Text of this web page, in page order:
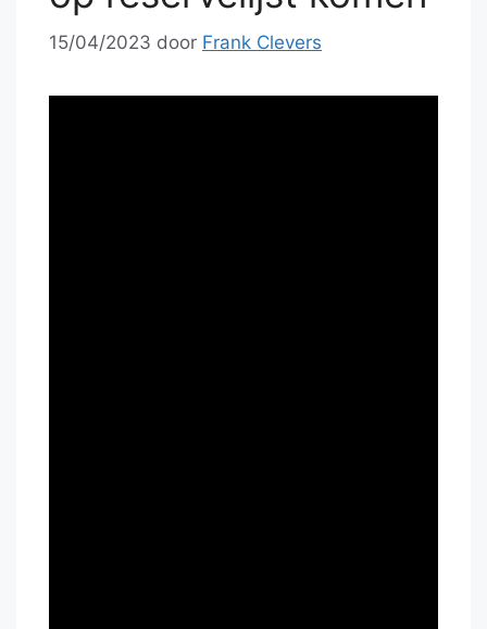
15/04/2023 door Frank Clevers